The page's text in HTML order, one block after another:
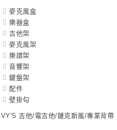
麥克風盒
樂器盒
吉他架
麥克風架
樂譜架
音響架
鍵盤架
配件
壁掛勾
吉他/電吉他/薩克斯風/專業背帶